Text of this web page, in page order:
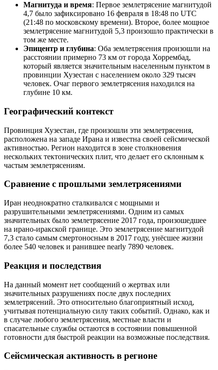
Магнитуда и время: Первое землетрясение магнитудой
4,7 было зафиксировано 16 февраля в 18:48 по UTC
(21:48 по московскому времени). Второе, более мощное
землетрясение магнитудой 5,3 произошло практически в
том же месте.
Эпицентр и глубина: Оба землетрясения произошли на
расстоянии примерно 73 км от города Хоррембад,
который является значительным населенным пунктом в
провинции Хузестан с населением около 329 тысяч
человек. Очаг первого землетрясения находился на
глубине 10 км.
Географический контекст
Провинция Хузестан, где произошли эти землетрясения,
расположена на западе Ирана и известна своей сейсмической
активностью. Регион находится в зоне столкновения
нескольких тектонических плит, что делает его склонным к
частым землетрясениям.
Сравнение с прошлыми землетрясениями
Иран неоднократно сталкивался с мощными и
разрушительными землетрясениями. Одним из самых
значительных было землетрясение 2017 года, произошедшее
на ирано-иракской границе. Это землетрясение магнитудой
7,3 стало самым смертоносным в 2017 году, унёсшее жизни
более 540 человек и ранившее nearly 7890 человек.
Реакция и последствия
На данный момент нет сообщений о жертвах или
значительных разрушениях после двух последних
землетрясений. Это относительно благоприятный исход,
учитывая потенциальную силу таких событий. Однако, как и
в случае любого землетрясения, местные власти и
спасательные службы остаются в состоянии повышенной
готовности для быстрой реакции на возможные последствия.
Сейсмическая активность в регионе